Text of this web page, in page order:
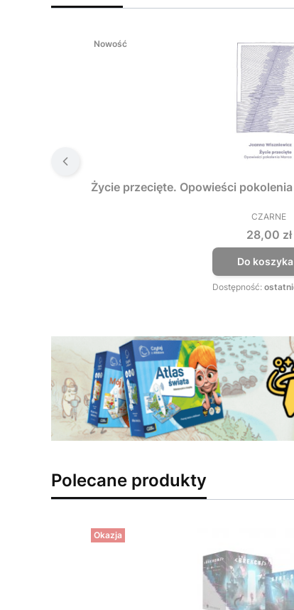
Nowość
Życie przecięte. Opowieści
CZARNE
Cena
28,00 zł
Do koszyka
Dostępność:
Polecane produkty
Okazja